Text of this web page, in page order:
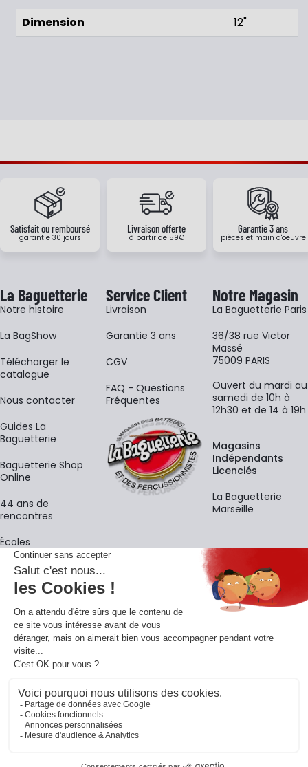
Dimension 12"
Satisfait ou remboursé
garantie 30 jours
Livraison offerte
à partir de 59€
Garantie 3 ans
pièces et main d'oeuvre
La Baguetterie
Notre histoire
La BagShow
​Télécharger le
catalogue
Nous contacter
Guides La
Baguetterie
Baguetterie Shop
Online
44 ans de
rencontres
Écoles
Service Client
Livraison
Garantie 3 ans
CGV
FAQ - Questions
Fréquentes
Notre Magasin
La Baguetterie Paris
36/38 rue Victor
Massé
75009 PARIS
Ouvert du mardi au
samedi de 10h à
12h30 et de 14 à 19h
Magasins
Indépendants
Licenciés
La Baguetterie
Marseille
La newsletter
Adresse e-mail
En vous inscrivant à notre newsletter, vous acceptez notre
confidentialité.
Retrouvons-nous sur